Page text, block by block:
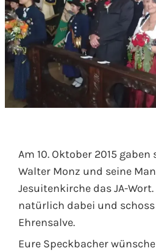
Am 10. Oktober 2015
Walter Monz und seine
Jesuitenkirche das JA-
natürlich dabei und
Ehrensalve.
Eure Speckbacher